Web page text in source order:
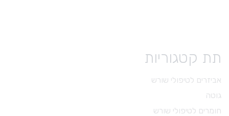
תת קטגוריות
אביזרים לטיפולי שורש
גוטה
חומרים לטיפולי שורש